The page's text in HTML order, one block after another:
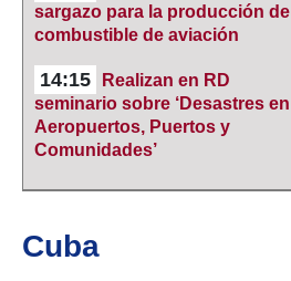
sargazo para la producción de
combustible de aviación
14:15
Realizan en RD
seminario sobre ‘Desastres en
Aeropuertos, Puertos y
Comunidades’
Cuba